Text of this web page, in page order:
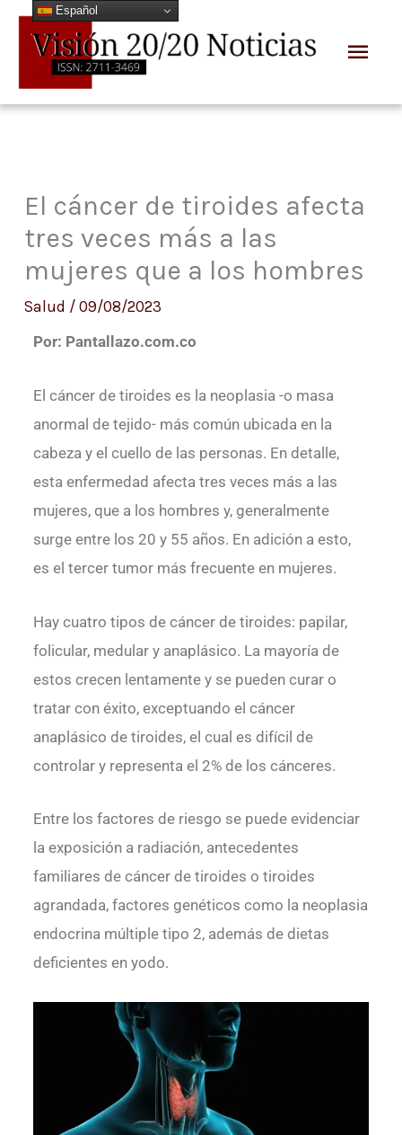
contenido
El cáncer de tiroides afecta
tres veces más a las
mujeres que a los hombres
Salud / 09/08/2023
Por: Pantallazo.com.co
El cáncer de tiroides es la neoplasia -o masa
anormal de tejido- más común ubicada en la
cabeza y el cuello de las personas. En detalle,
esta enfermedad afecta tres veces más a las
mujeres, que a los hombres y, generalmente
surge entre los 20 y 55 años. En adición a esto,
es el tercer tumor más frecuente en mujeres.
Hay cuatro tipos de cáncer de tiroides: papilar,
folicular, medular y anaplásico. La mayoría de
estos crecen lentamente y se pueden curar o
tratar con éxito, exceptuando el cáncer
anaplásico de tiroides, el cual es difícil de
controlar y representa el 2% de los cánceres.
Entre los factores de riesgo se puede evidenciar
la exposición a radiación, antecedentes
familiares de cáncer de tiroides o tiroides
agrandada, factores genéticos como la neoplasia
endocrina múltiple tipo 2, además de dietas
deficientes en yodo.
Español